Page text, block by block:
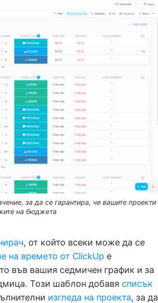
за да се гарантира, че вашите проекти
на бюджета
, от който всеки може да се
на времето от ClickUp е
във вашия седмичен график и за
Този шаблон добавя списък
изгледа на проекта, за да